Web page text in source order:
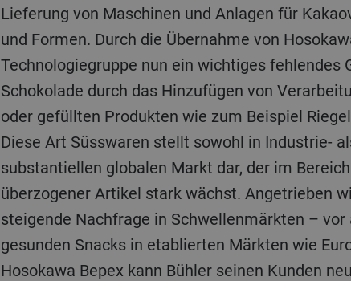
Lieferung von Maschinen und Anlagen für
und Formen. Durch die Übernahme von
Technologiegruppe nun ein wichtiges
Schokolade durch das Hinzufügen von
oder gefüllten Produkten wie zum Beispiel
Diese Art Süsswaren stellt sowohl in Industrie-
substantiellen globalen Markt dar, der im
überzogener Artikel stark wächst. Angetrieben
steigende Nachfrage in Schwellenmärkten –
gesunden Snacks in etablierten Märkten wie
Hosokawa Bepex kann Bühler seinen Kunden